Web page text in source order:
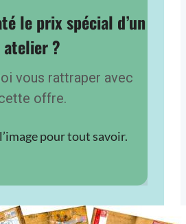
le prix spécial d’un
atelier ?
vous rattraper avec
offre.
pour tout savoir.